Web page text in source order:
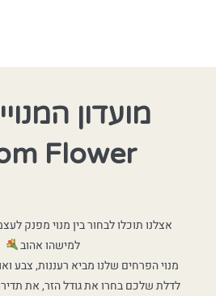
מועדון
Flower
אצלנו תוכלו לבחור בין מנוי מפנק
למישהו אהוב
מנוי הפרחים שלנו מביא רעננות, צבע
לדלת שלכם בחרו את גודל הזר, את